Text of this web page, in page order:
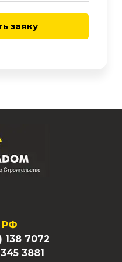
заяку
РФ
138 7072
3881